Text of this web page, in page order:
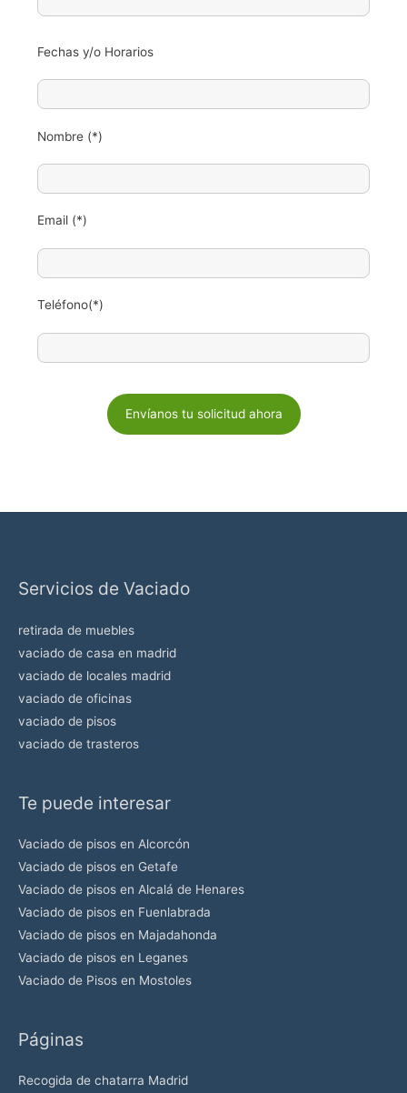
Fechas y/o Horarios
Nombre (*)
Email (*)
Teléfono(*)
v
,
e
j
a
c
o
v
a
c
.
Servicios de Vaciado
retirada de muebles
vaciado de casa en madrid
vaciado de locales madrid
vaciado de oficinas
vaciado de pisos
vaciado de trasteros
Te puede interesar
Vaciado de pisos en Alcorcón
Vaciado de pisos en Getafe
Vaciado de pisos en Alcalá de Henares
Vaciado de pisos en Fuenlabrada
Vaciado de pisos en Majadahonda
Vaciado de pisos en Leganes
Vaciado de Pisos en Mostoles
Páginas
Recogida de chatarra Madrid